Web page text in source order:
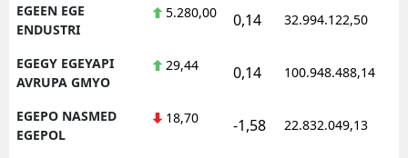
EGEEN EGE
ENDUSTRI
5.280,00 0,14 32.994.122,50
EGEGY EGEYAPI
AVRUPA GMYO
29,44 0,14 100.948.488,14
EGEPO NASMED
EGEPOL
18,70 -1,58 22.832.049,13